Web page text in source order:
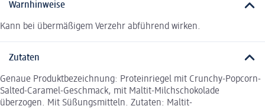
Warnhinweise
Kann bei übermäßigem Verzehr abführend wirken.
Zutaten
Genaue Produktbezeichnung: Proteinriegel mit Crunchy-Popcorn-
Salted-Caramel-Geschmack, mit Maltit-Milchschokolade
überzogen. Mit Süßungsmitteln. Zutaten: Maltit-